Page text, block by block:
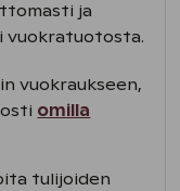
ja
vuokratuotosta.
vuokraukseen,
omilla
tulijoiden